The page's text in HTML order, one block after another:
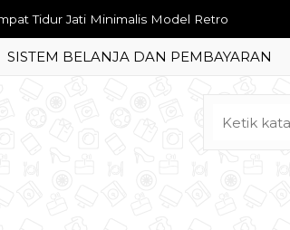
Pakaian Piramid Jati Minimalis Elegan
Makan Oval Ukiran Jepara
Pakaian Mahkota Ukir Mawar
Rias Retro Minimalis
SISTEM BELANJA DAN PEMBAYARAN